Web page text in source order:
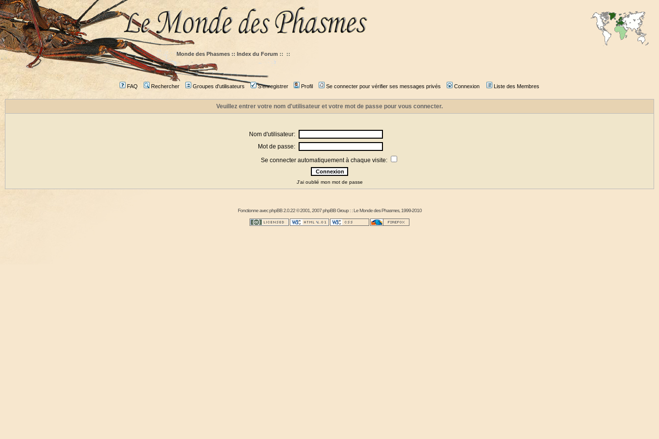
Monde des Phasmes :: Index du Forum :: ::
FAQ Rechercher Groupes d'utilisateurs S'enregistrer Profil Se connecter pour vérifier ses messages privés Connexion Liste des Membres
Veuillez entrer votre nom d'utilisateur et votre mot de passe pour vous connecter.
Nom d'utilisateur:
Mot de passe:
Se connecter automatiquement à chaque visite:
J'ai oublié mon mot de passe
Fonctionne avecphpBB2.0.22 © 2001, 2007 phpBB Group : :Le Monde des Phasmes, 1999-2010